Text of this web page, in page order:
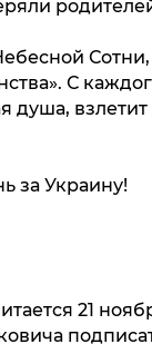
С
душа,
за Украину!
21